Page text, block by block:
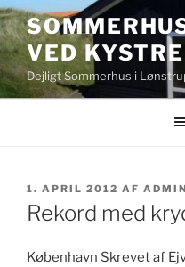
Videre
til
indholdVED
Dejligt Sommerhus i
UDGIVET
DEN
1. APRIL 2012 AF ADMIN
Rekord med
København Skrevet af